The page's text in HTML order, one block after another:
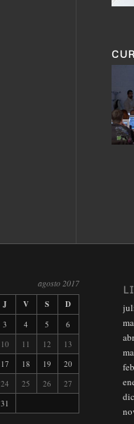
agosto 2017
J V S D
3 4 5
6
10 11 12
13
17 18 19
20
24 25 26
27
31